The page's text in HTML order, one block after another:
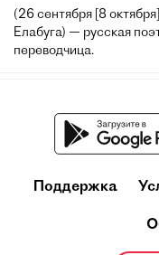
(26 сентября [8
Елабуга) — русская
переводчица.
Поддержка